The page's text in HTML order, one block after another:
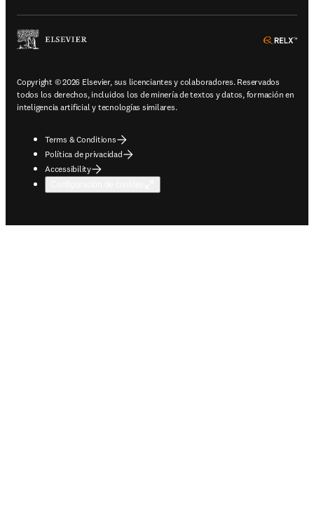
Copyright © 2026 Elsevier, sus licenciantes y colaboradores. Reservados
todos los derechos, incluidos los de minería de textos y datos, formación en
inteligencia artificial y tecnologías similares.
Terms & Conditions
Política de privacidad
Accessibility